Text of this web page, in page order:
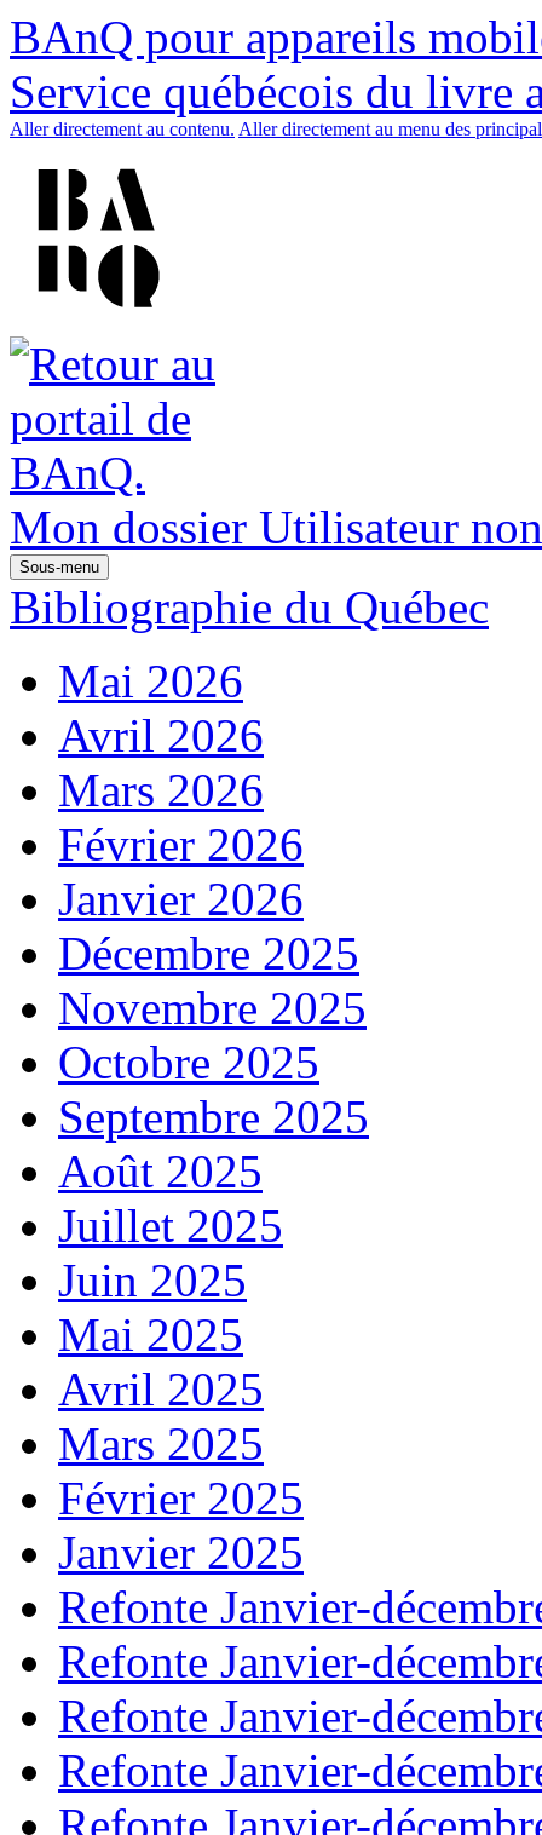
BAnQ pour appareils
Service québécois du livre
Aller directement au contenu. Aller directement au menu des
Mon dossier Utilisateur
Sous-menu
Bibliographie du Québec
Mai 2026
Avril 2026
Mars 2026
Février 2026
Janvier 2026
Décembre 2025
Novembre 2025
Octobre 2025
Septembre 2025
Août 2025
Juillet 2025
Juin 2025
Mai 2025
Avril 2025
Mars 2025
Février 2025
Janvier 2025
Refonte Janvier-
Refonte Janvier-
Refonte Janvier-
Refonte Janvier-